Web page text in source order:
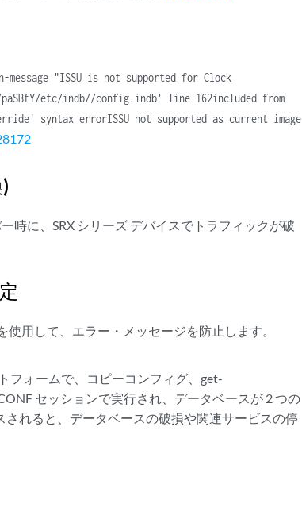
message "ISSU is not supported for Clock
etc/indb//config.indb' line 162included from
syntax errorISSU not supported as current image
時に、SRX シリーズ デバイスでトラフィックが破
用して、エラー・メッセージを防止します。
フォームで、コピーコンフィグ、get-
セッションで実行され、データベースが 2 つの
れると、データベースの破損や関連サービスの停